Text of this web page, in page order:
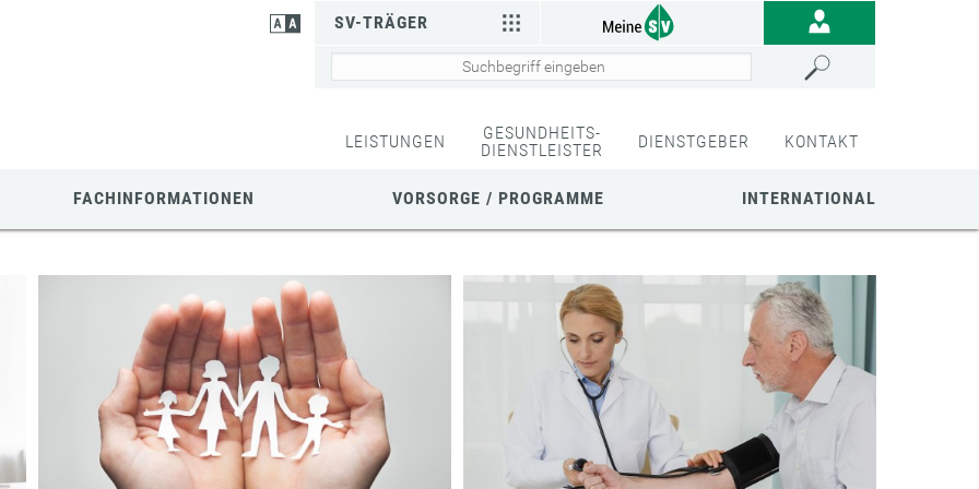
SV-TRÄGER
LEISTUNGEN
GESUNDHEITS-
DIENSTLEISTER
DIENSTGEBER KONTAKT
FACHINFORMATIONEN VORSORGE / PROGRAMME INTERNATIONAL